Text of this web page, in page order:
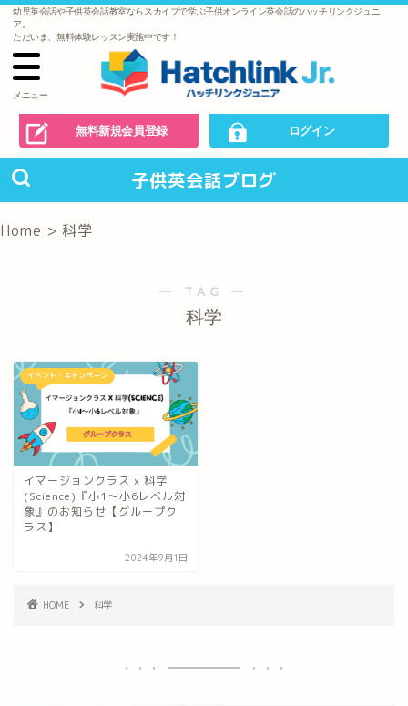
幼児英会話や子供英会話教室ならスカイプで学ぶ子供オンライン英会話のハッチリンクジュニ
ア。
ただいま、無料体験レッスン実施中です！
メニュー
無料新規会員登録 ログイン
子供英会話ブログ
Home > 科学
― TAG ―
科学
イベント・キャンペーン
イマージョンクラス x 科学
(Science)『小1～小6レベル対
象』のお知らせ【グループク
ラス】
2024年9月1日
HOME 科学